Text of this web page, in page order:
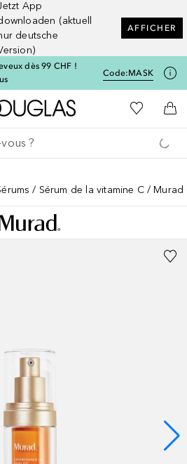
App
(aktuell
deutsche
AFFICHER
dès 99 CHF !
Code:MASK
Vers l'accueil Douglas
Vers Ma
Sérum de la vitamine C Murad